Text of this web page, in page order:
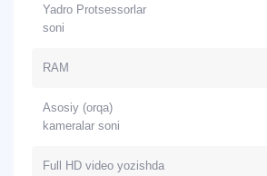
Yadro Protsessorlar
soni
RAM
Asosiy (orqa)
kameralar soni
Full HD video yozishda